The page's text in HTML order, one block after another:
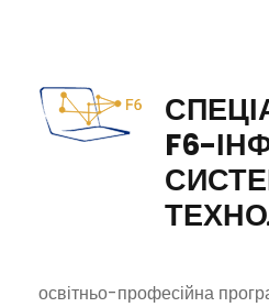
F6-
освітньо-професійна